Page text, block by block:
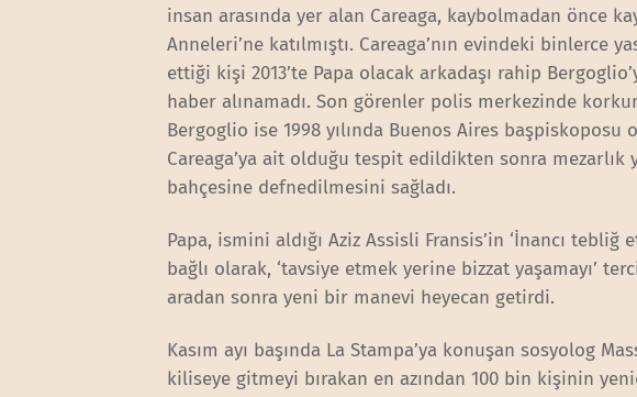
insan arasında yer alan Careaga, kaybolmadan önce
Anneleri’ne katılmıştı. Careaga’nın evindeki binlerce
ettiği kişi 2013’te Papa olacak arkadaşı rahip
haber alınamadı. Son görenler polis merkezinde
Bergoglio ise 1998 yılında Buenos Aires başpiskoposu
Careaga’ya ait olduğu tespit edildikten sonra
bahçesine defnedilmesini sağladı.
Papa, ismini aldığı Aziz Assisli Fransis’in ‘İnancı
bağlı olarak, ‘tavsiye etmek yerine bizzat yaşamayı’
aradan sonra yeni bir manevi heyecan getirdi.
Kasım ayı başında La Stampa’ya konuşan sosyolog
kiliseye gitmeyi bırakan en azından 100 bin kişinin